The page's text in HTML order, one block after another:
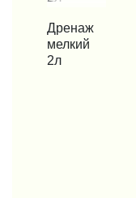
КУПИТЬ В 1 КЛИК
Дренаж
мелкий
2л